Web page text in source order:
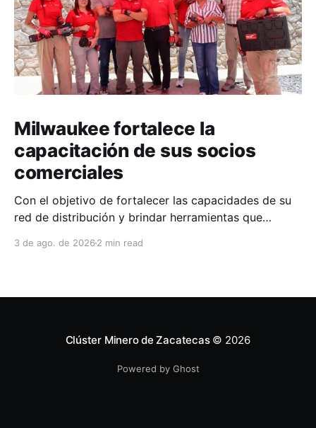
Milwaukee fortalece la
capacitación de sus socios
comerciales
Con el objetivo de fortalecer las capacidades de su
red de distribución y brindar herramientas que
técnico, Milwaukee llevó a cabo una capacitación
3 de ago. de 2026 2 min read
Clúster Minero de Zacatecas© 2026
Powered by Ghost